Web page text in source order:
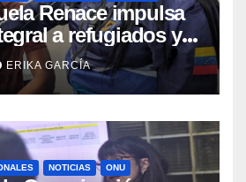
Renace impulsa
a refugiados y
vacunación en
ERIKA GARCÍA
NOTICIAS ONU